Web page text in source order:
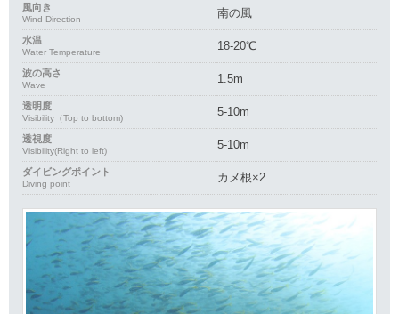
風向き
Wind Direction 南の風
水温
Water Temperature 18-20℃
波の高さ
Wave 1.5m
透明度
Visibility（Top to bottom) 5-10m
透視度
Visibility(Right to left) 5-10m
ダイビングポイント
Diving point カメ根×2